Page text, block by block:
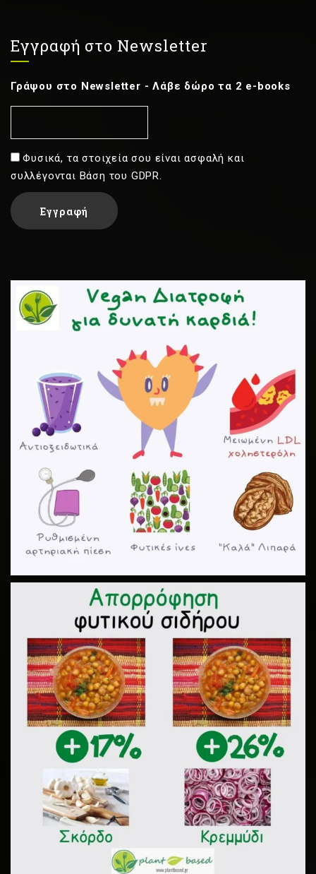
Εγγραφή στο Newsletter
Γράψου στο Newsletter - Λάβε δώρο τα 2 e-books
Φυσικά, τα στοιχεία σου είναι ασφαλή και
συλλέγονται Βάση του GDPR.